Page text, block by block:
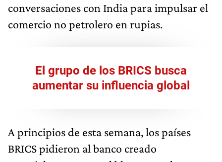
conversaciones con India para impulsar el
comercio no petrolero en rupias.
El grupo de los BRICS busca
aumentar su influencia global
A principios de esta semana, los países
BRICS pidieron al banco creado